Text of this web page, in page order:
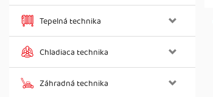
Tepelná technika
Chladiaca technika
Záhradná technika